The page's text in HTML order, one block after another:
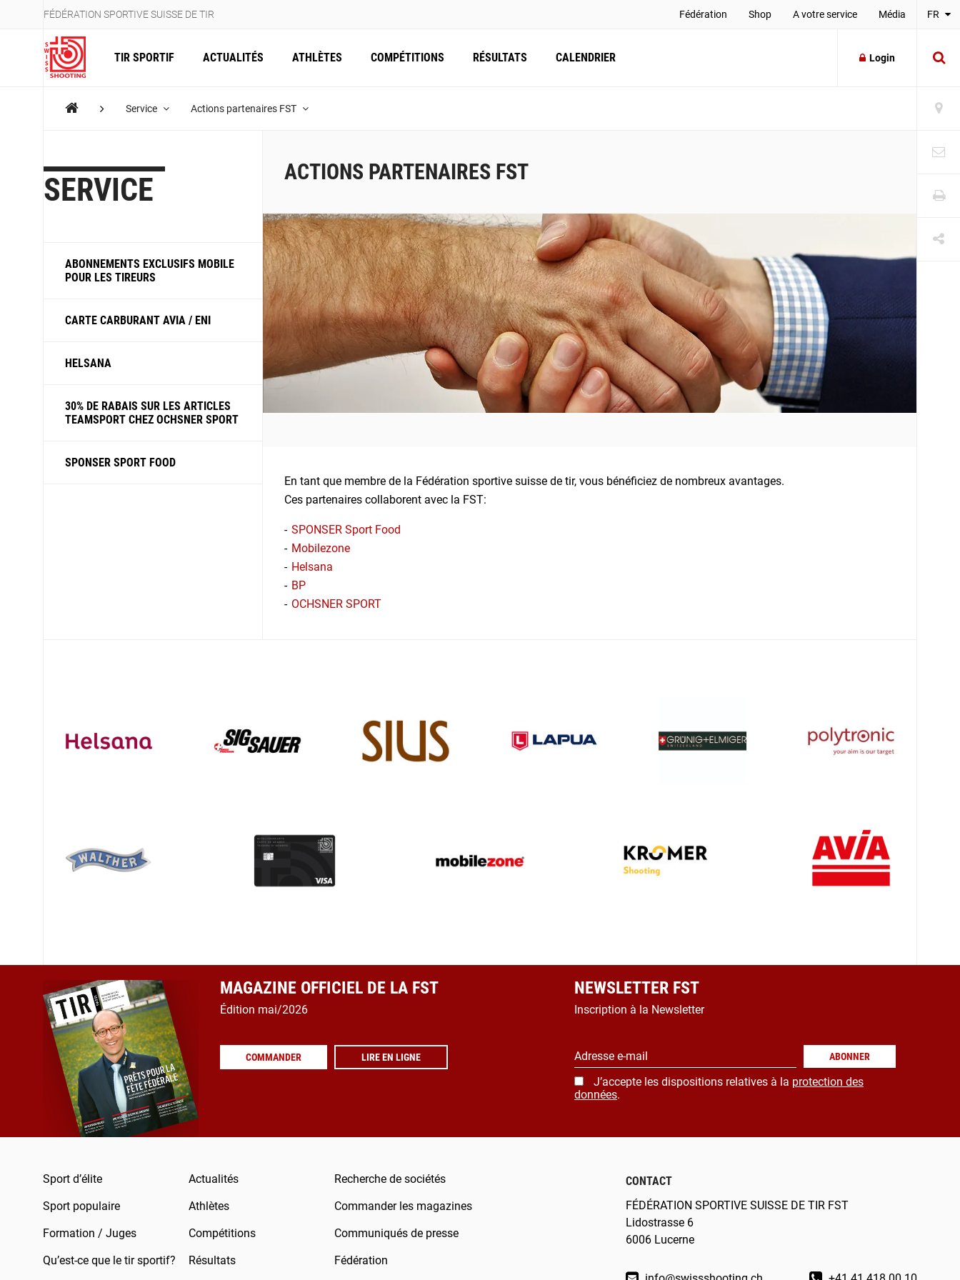
FÉDÉRATION SPORTIVE SUISSE DE TIR Fédération Shop A votre service Média FR
TIR SPORTIF ACTUALITÉS ATHLÈTES COMPÉTITIONS RÉSULTATS CALENDRIER Login
Service Actions partenaires FST
SERVICE
ABONNEMENTS EXCLUSIFS MOBILE
POUR LES TIREURS
CARTE CARBURANT AVIA / ENI
HELSANA
30% DE RABAIS SUR LES ARTICLES
TEAMSPORT CHEZ OCHSNER SPORT
SPONSER SPORT FOOD
ACTIONS PARTENAIRES FST
En tant que membre de la Fédération sportive suisse de tir, vous bénéficiez de nombreux avantages.
Ces partenaires collaborent avec la FST:
SPONSER Sport Food
Mobilezone
Helsana
BP
OCHSNER SPORT
MAGAZINE OFFICIEL DE LA FST
Édition mai/2026
COMMANDER LIRE EN LIGNE
NEWSLETTER FST
Inscription à la Newsletter
Adresse e-mail ABONNER
J’accepte les dispositions relatives à la protection des
données.
Sport d’élite
Sport populaire
Formation / Juges
Qu’est-ce que le tir sportif?
Actualités
Athlètes
Compétitions
Résultats
Recherche de sociétés
Commander les magazines
Communiqués de presse
Fédération
CONTACT
FÉDÉRATION SPORTIVE SUISSE DE TIR FST
Lidostrasse 6
6006 Lucerne